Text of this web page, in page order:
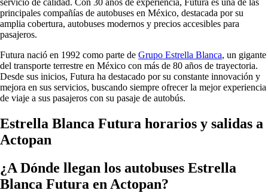
servicio de calidad. Con 30 años de experiencia, Futura es una de las
principales compañías de autobuses en México, destacada por su
amplia cobertura, autobuses modernos y precios accesibles para
pasajeros.
Futura nació en 1992 como parte de Grupo Estrella Blanca, un gigante
del transporte terrestre en México con más de 80 años de trayectoria.
Desde sus inicios, Futura ha destacado por su constante innovación y
mejora en sus servicios, buscando siempre ofrecer la mejor experiencia
de viaje a sus pasajeros con su pasaje de autobús.
Estrella Blanca Futura horarios y salidas a
Actopan
¿A Dónde llegan los autobuses Estrella
Blanca Futura en Actopan?